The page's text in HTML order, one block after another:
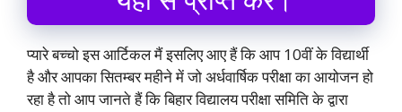
प्यारे बच्चो इस आर्टिकल मैं इसलिए आए हैं कि आप 10वीं के विद्यार्थी
है और आपका सितम्बर महीने में जो अर्धवार्षिक परीक्षा का आयोजन हो
रहा है तो आप जानते हैं कि बिहार विद्यालय परीक्षा समिति के द्वारा